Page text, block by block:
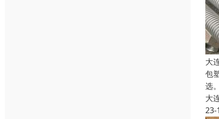
大
包
选
大
23-